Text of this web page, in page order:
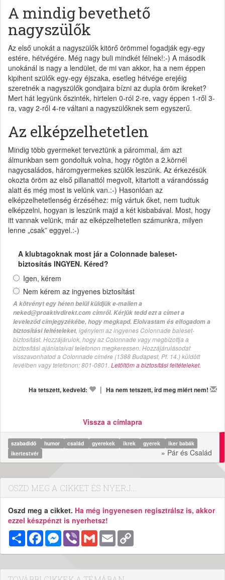
A mindig bevethető
nagyszülők
Az első unokát a nagyszülők kitörő örömmel fogadják egy-egy
estére, hétvégére. Még nagy buli mindkét félnek!:-) A második
unokánál is nagy a lendület, de mi van akkor, ha a nem éppen
kipihent szülők egy-egy éjszaka, esetleg hétvége erejéig
szeretnék a nagyszülők gondjaira bízni az dupla öröm ikreket?
Mert hát legyünk őszinték, hirtelen 0-ról 2-re, vagy éppen 1-ről 3-
ra, vagy 2-ről 4-re váltani a nagyszülőknek sem egyszerű.
Az elképzelhetetlen
Mindig több gyermeket terveztünk a párommal, ám azt
álmunkban sem gondoltuk volna, hogy rögtön a 2.körnél
nagycsaládos, háromgyermekes szülők leszünk. Az érkezésük
okozta öröm az első pillanattól megvolt, kitartott a várandósság
alatt és még most is velünk van.:-) Hasonlóan az
elképzelhetetlenség érzéséhez: míg vártuk őket, nem tudtuk
elképzelni, hogyan is leszünk majd a két kisbabával. Most, hogy
itt vannak velünk, már az elképzelhetetlen számunkra, milyen
lenne „csak” eggyel.:-)
A klubtagoknak most jár a Colonnade baleset-
biztosítás INGYEN. Kéred?
Igen, kérem
Nem kérem az ingyenes biztosítást
A kötvényt egy héten belül küldjük e-mailen a
neked@proaktivdirekt.com címről. Kérjük tedd ezt a címet a
leveleződ címjegyzékébe, hogy megkapd. Elolvastam és elfogadom a
biztosítási feltételeket, igénylem az ingyenes Colonnade baleset-
biztosítást. Hozzájárulok, hogy az Colonnade vagy megbízottja a
biztosítási ajánlataival telefonon megkeressen. Hozzájárulásodat
visszavonhatod a Colonnade címére (1388 Budapest, Pf. 14.) küldött
levélben vagy telefonon: 801-0801. Letöltöm a biztosítási feltételeket.
Ha tetszett, kedveld: | Ha nem tetszett, írd meg miért nem!
Vissza a címlapra
szabadidő humor család gyerekek ikrek gyerek
iker babák
ikertestvér
» Pár és Család
OSZD MEG A CIKKET ÉS NYERJ...
Oszd meg a cikket. Ha még ingyenesen regisztrálsz is, akkor
ezzel készpénzt is nyerhetsz!
MegosztásFacebookMessenger
Viber Gmail Email